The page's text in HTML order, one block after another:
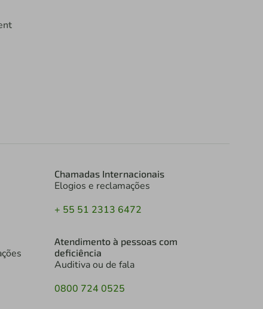
Chamadas Internacionais
Elogios e reclamações
+ 55 51 2313 6472
Atendimento à pessoas com
deficiência
Auditiva ou de fala
0800 724 0525